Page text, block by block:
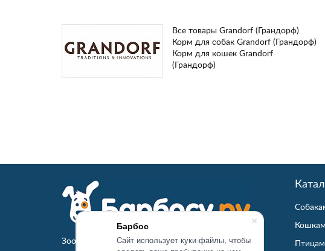
Барбос
Caйт иcпoльзуeт куки-фaйлы, чтoбы
Все товары Grandorf (Грандорф)
Корм для собак Grandorf (Грандорф)
Корм для кошек Grandorf
(Грандорф)
Зоомагазин Барбосу.ру - товары для животных
Кошкам
Птицам